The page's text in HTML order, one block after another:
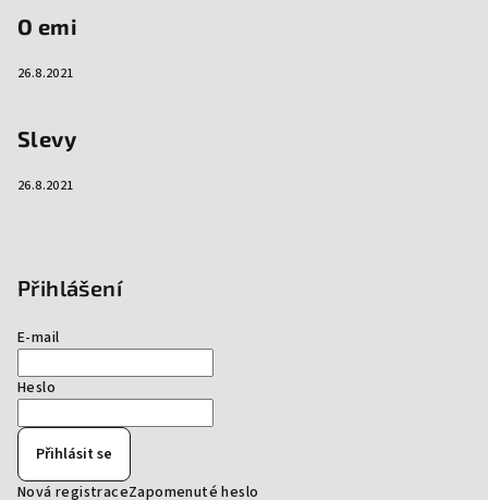
O emi
26.8.2021
Slevy
26.8.2021
Přihlášení
E-mail
Heslo
Přihlásit se
Nová registraceZapomenuté heslo